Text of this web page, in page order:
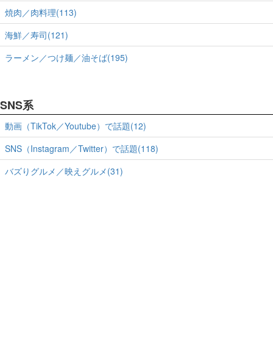
焼肉／肉料理(113)
海鮮／寿司(121)
ラーメン／つけ麺／油そば(195)
SNS系
動画（TikTok／Youtube）で話題(12)
SNS（Instagram／Twitter）で話題(118)
バズりグルメ／映えグルメ(31)